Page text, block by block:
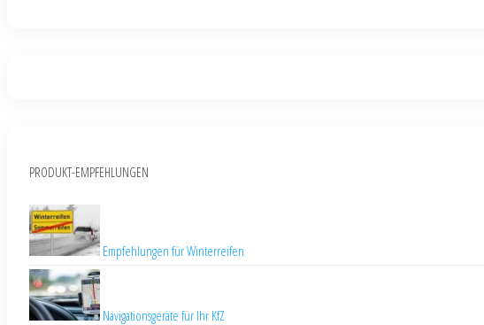
PRODUKT-EMPFEHLUNGEN
Empfehlungen für Winterreifen
Navigationsgeräte für Ihr KfZ